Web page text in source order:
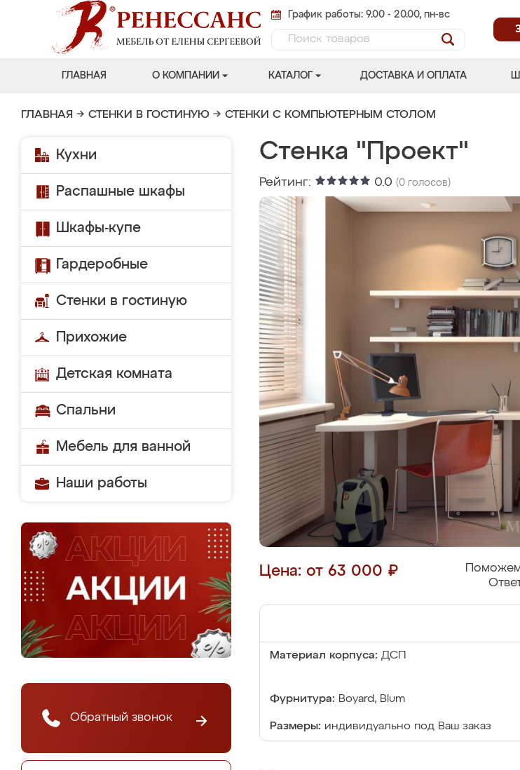
График работы: 9.00 - 20.00, пн-вс
ГЛАВНАЯ О КОМПАНИИ КАТАЛОГ ДОСТАВКА И ОПЛАТА
ГЛАВНАЯ → СТЕНКИ В ГОСТИНУЮ → СТЕНКИ С КОМПЬЮТЕРНЫМ СТОЛОМ
Кухни
Распашные шкафы
Шкафы-купе
Гардеробные
Стенки в гостиную
Прихожие
Детская комната
Спальни
Мебель для ванной
Наши работы
Обратный звонок
Стенка "Проект"
Рейтинг: 0.0 (0 голосов)
Цена: от 63 000 ₽
Поможем
Материал корпуса: ДСП
Фурнитура: Boyard, Blum
Размеры: индивидуально под Ваш заказ